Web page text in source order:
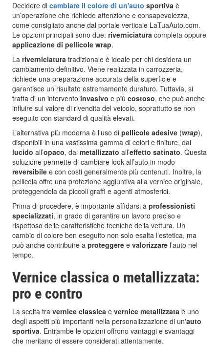
Decidere di cambiare il colore di un'auto sportiva è
un’operazione che richiede attenzione e consapevolezza,
come consigliato anche dal portale verticale LaTuaAuto.com.
Le opzioni principali sono due: riverniciatura completa oppure
applicazione di pellicole wrap.
La riverniciatura tradizionale è ideale per chi desidera un
cambiamento definitivo. Viene realizzata in carrozzeria,
richiede una preparazione accurata della superficie e
garantisce un risultato estremamente duraturo. Tuttavia, si
tratta di un intervento invasivo e più costoso, che può anche
influire sul valore di rivendita del veicolo, soprattutto se non
eseguito con standard di qualità elevati.
L’alternativa più moderna è l’uso di pellicole adesive (wrap),
disponibili in una vastissima gamma di colori e finiture, dal
lucido all’opaco, dal metallizzato all’effetto satinato. Questa
soluzione permette di cambiare look all’auto in modo
reversibile e con costi generalmente più contenuti. Inoltre, la
pellicola offre una protezione aggiuntiva alla vernice originale,
proteggendola da piccoli graffi e agenti atmosferici.
Prima di procedere, è importante affidarsi a professionisti
specializzati, in grado di garantire un lavoro preciso e
rispettoso delle caratteristiche tecniche della vettura. Un
cambio di colore ben eseguito non solo esalta l’estetica, ma
può anche contribuire a proteggere e valorizzare l’auto nel
tempo.
Vernice classica o metallizzata:
pro e contro
La scelta tra vernice classica e vernice metallizzata è uno
degli aspetti più importanti nella personalizzazione di un'auto
sportiva. Entrambe le opzioni offrono vantaggi e svantaggi
che meritano di essere considerati attentamente.